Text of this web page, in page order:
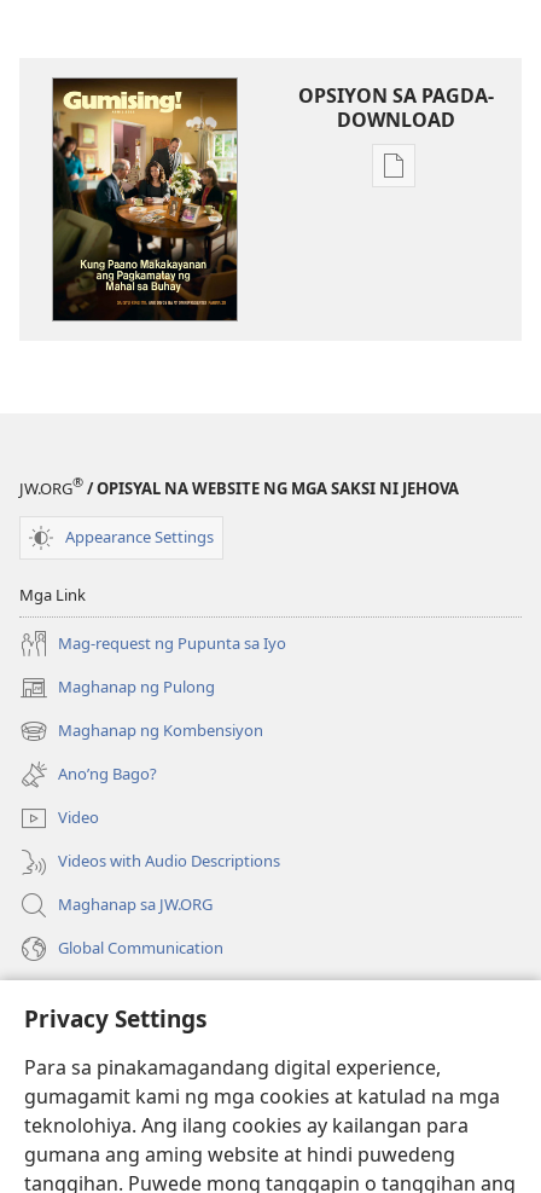
Privacy Settings
Para sa pinakamagandang digital experience,
gumagamit kami ng mga cookies at katulad na mga
teknolohiya. Ang ilang cookies ay kailangan para
gumana ang aming website at hindi puwedeng
tanggihan. Puwede mong tanggapin o tanggihan ang
OPSIYON SA PAGDA-
DOWNLOAD
Opsiyon
JW.ORG® / OPISYAL NA WEBSITE NG MGA SAKSI NI JEHOVA
Appearance Settings
Mga Link
Mag-request ng Pupunta sa Iyo
Maghanap ng Pulong
(may
bubukas
na
bagong
window)
Maghanap ng Kombensiyon
(may
bubukas
na
bagong
window)
Ano’ng Bago?
Video
Videos with Audio Descriptions
Maghanap sa JW.ORG
Global Communication
(may
na
bagong
window)
Watchtower ONLINE LIBRARY™
(may
bubukas
na
JW Hub ®
(may